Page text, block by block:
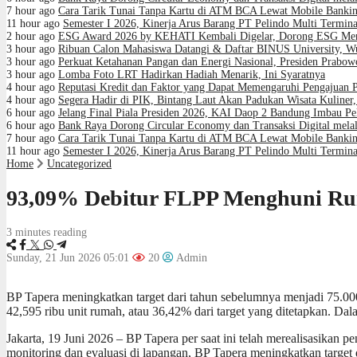
7 hour ago Cara Tarik Tunai Tanpa Kartu di ATM BCA Lewat Mobile
11 hour ago Semester I 2026, Kinerja Arus Barang PT Pelindo Multi
2 hour ago ESG Award 2026 by KEHATI Kembali Digelar, Dorong ESG
3 hour ago Ribuan Calon Mahasiswa Datangi & Daftar BINUS University,
3 hour ago Perkuat Ketahanan Pangan dan Energi Nasional, Presiden
3 hour ago Lomba Foto LRT Hadirkan Hadiah Menarik, Ini Syaratnya
4 hour ago Reputasi Kredit dan Faktor yang Dapat Memengaruhi Pengajuan
4 hour ago Segera Hadir di PIK, Bintang Laut Akan Padukan Wisata
6 hour ago Jelang Final Piala Presiden 2026, KAI Daop 2 Bandung Imbau
6 hour ago Bank Raya Dorong Circular Economy dan Transaksi Digital
7 hour ago Cara Tarik Tunai Tanpa Kartu di ATM BCA Lewat Mobile
11 hour ago Semester I 2026, Kinerja Arus Barang PT Pelindo Multi
Home
Uncategorized
93,09% Debitur FLPP Menghuni
3 minutes reading
Sunday, 21 Jun 2026 05:01 20 Admin
BP Tapera meningkatkan target dari tahun sebelumnya menjadi
42,595 ribu unit rumah, atau 36,42% dari target yang ditetapkan.
Jakarta, 19 Juni 2026 – BP Tapera per saat ini telah merealisasikan
monitoring dan evaluasi di lapangan, BP Tapera meningkatkan